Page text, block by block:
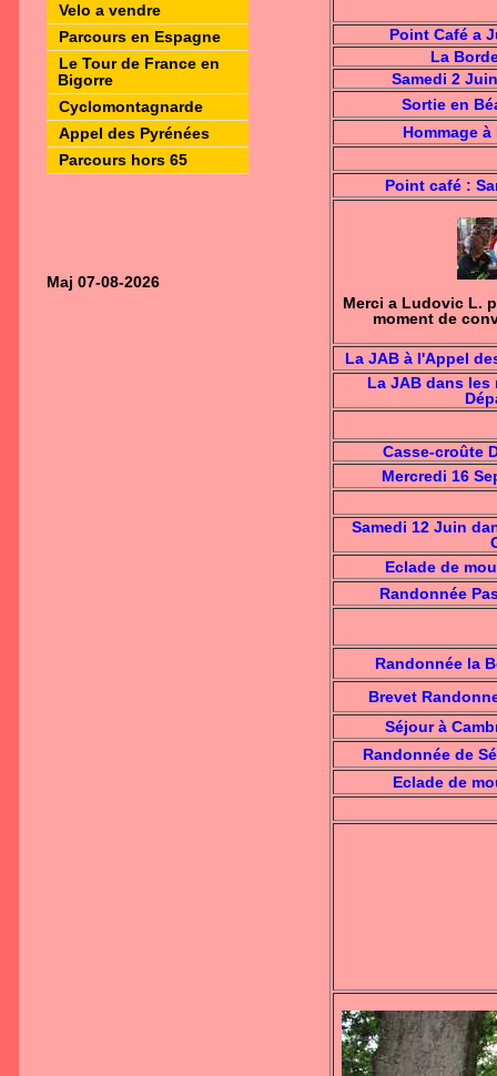
Velo a vendre
Parcours en Espagne
Le Tour de France en
Bigorre
Cyclomontagnarde
Appel des Pyrénées
Parcours hors 65
Maj 07-08-2026
Point Café a
La
Samedi 2
Sortie en
Hommage à
Point café :
Merci a Ludovic L.
moment de
La JAB à l'Appel
La JAB dans
Casse-croûte
Mercredi 16
Samedi 12 Juin
Eclade de
Randonnée
Randonnée la
Brevet
Séjour à
Randonnée de
Eclade de